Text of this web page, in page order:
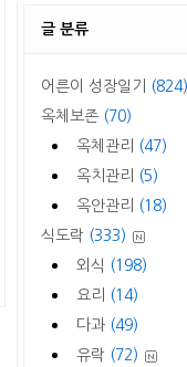
글 분류
어른이 성장일기
(824)
옥체보존 (70)
옥체관리
(47)
옥치관리
(5)
옥안관리
(18)
식도락 (333)
외식 (198)
요리
(14)
다과 (49)
유락 (72)